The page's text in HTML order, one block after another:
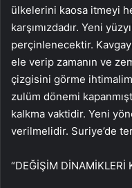
ülkelerini kaosa itmeyi
karşımızdadır. Yeni
perçinlenecektir.
ele verip zamanın ve
çizgisini görme
zulüm dönemi
kalkma vaktidir. Yeni
verilmelidir. Suriye’de
“DEĞİŞİM DİNAMİKLERİ